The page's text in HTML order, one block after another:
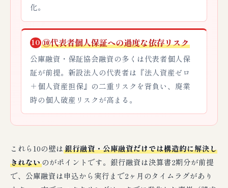
化。
10 ⑩代表者個人保証への過度な依存リスク
公庫融資・保証協会融資の多くは代表者個人保
証が前提。新設法人の代表者は『法人資産ゼロ
＋個人資産担保』の二重リスクを背負い、廃業
時の個人破産リスクが高まる。
これら10の壁は銀行融資・公庫融資だけでは構造的に解決し
きれないのがポイントです。銀行融資は決算書2期分が前提
で、公庫融資は申込から実行まで2ヶ月のタイムラグがあり